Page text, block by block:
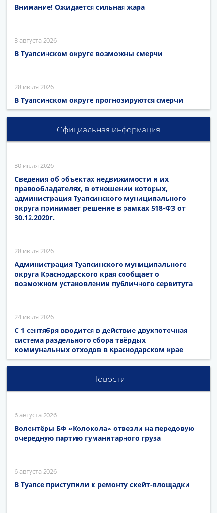
Внимание! Ожидается сильная жара
3 августа 2026
В Туапсинском округе возможны смерчи
28 июля 2026
В Туапсинском округе прогнозируются смерчи
Официальная информация
30 июля 2026
Сведения об объектах недвижимости и их
правообладателях, в отношении которых,
администрация Туапсинского муниципального
округа принимает решение в рамках 518-ФЗ от
30.12.2020г.
28 июля 2026
Администрация Туапсинского муниципального
округа Краснодарского края сообщает о
возможном установлении публичного сервитута
24 июля 2026
С 1 сентября вводится в действие двухпоточная
система раздельного сбора твёрдых
коммунальных отходов в Краснодарском крае
Новости
6 августа 2026
Волонтёры БФ «Колокола» отвезли на передовую
очередную партию гуманитарного груза
6 августа 2026
В Туапсе приступили к ремонту скейт-площадки